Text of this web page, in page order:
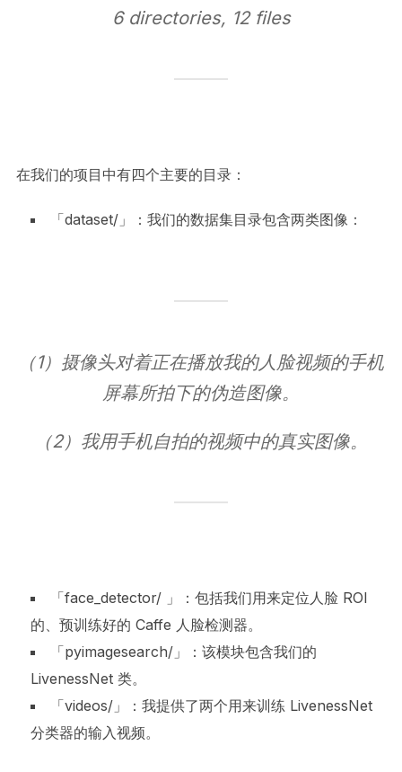
6 directories, 12 files
在我们的项目中有四个主要的目录：
「dataset/」：我们的数据集目录包含两类图像：
（1）摄像头对着正在播放我的人脸视频的手机
屏幕所拍下的伪造图像。
（2）我用手机自拍的视频中的真实图像。
「face_detector/ 」：包括我们用来定位人脸 ROI
的、预训练好的 Caffe 人脸检测器。
「pyimagesearch/」：该模块包含我们的
LivenessNet 类。
「videos/」：我提供了两个用来训练 LivenessNet
分类器的输入视频。